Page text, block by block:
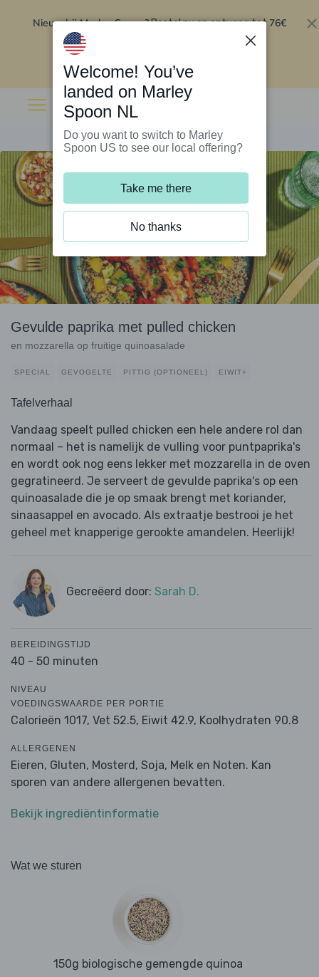
Nieuw bij Marley Spoon?Bestel nu en ontvang tot 76€
Gevulde paprika met pulled chicken
en mozzarella op fruitige quinoasalade
SPECIAL GEVOGELTE PITTIG (OPTIONEEL) EIWIT+
Tafelverhaal
Vandaag speelt pulled chicken een hele andere rol dan
normaal – het is namelijk de vulling voor puntpaprika's
en wordt ook nog eens lekker met mozzarella in de oven
gegratineerd. Je serveert de gevulde paprika's op een
quinoasalade die je op smaak brengt met koriander,
sinaasappel en avocado. Als extraatje bestrooi je het
geheel met knapperige gerookte amandelen. Heerlijk!
Gecreëerd door: Sarah D.
BEREIDINGSTIJD
40 - 50 minuten
NIVEAU
VOEDINGSWAARDE PER PORTIE
Calorieën 1017, Vet 52.5, Eiwit 42.9, Koolhydraten 90.8
ALLERGENEN
Eieren, Gluten, Mosterd, Soja, Melk en Noten. Kan
sporen van andere allergenen bevatten.
Bekijk ingrediëntinformatie
Wat we sturen
150g biologische gemengde quinoa
Welcome! You’ve
landed on Marley
Spoon NL
Do you want to switch to Marley
Spoon US to see our local offering?
Take me there
No thanks